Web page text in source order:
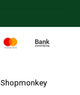
Shopmonkey